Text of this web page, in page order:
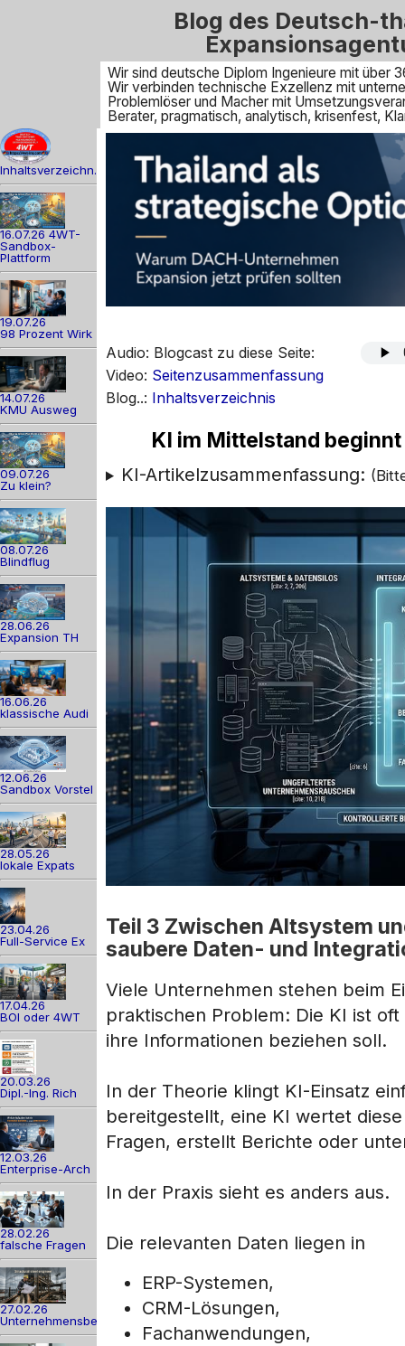
Blog des Deutsch-
Wir sind deutsche Diplom Ingenieure mit über
Wir verbinden technische Exzellenz mit
Problemlöser und Macher mit
Berater, pragmatisch, analytisch, krisenfest,
Inhaltsverzeichn.
16.07.26 4WT-
Sandbox-
Plattform
19.07.26
98 Prozent Wirk
14.07.26
KMU Ausweg
09.07.26
Zu klein?
08.07.26
Blindflug
28.06.26
Expansion TH
16.06.26
klassische Audi
12.06.26
Sandbox Vorstel
28.05.26
lokale Expats
23.04.26
Full-Service Ex
17.04.26
BOI oder 4WT
20.03.26
Dipl.-Ing. Rich
12.03.26
Enterprise-Arch
28.02.26
falsche Fragen
27.02.26
Unternehmensber
Audio: Blogcast zu diese Seite:
Video: Seitenzusammenfassung
Blog..: Inhaltsverzeichnis
KI im Mittelstand
KI-Artikelzusammenfassung:
Teil 3 Zwischen Altsystem
saubere Daten- und
Viele Unternehmen stehen beim
praktischen Problem: Die KI ist
ihre Informationen beziehen soll.
In der Theorie klingt KI-Einsatz
bereitgestellt, eine KI wertet
Fragen, erstellt Berichte oder
In der Praxis sieht es anders aus.
Die relevanten Daten liegen in
ERP-Systemen,
CRM-Lösungen,
Fachanwendungen,